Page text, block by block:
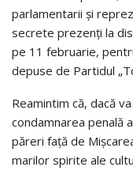
parlamentarii şi
secrete prezenţi la
pe 11 februarie,
depuse de Partidul
Reamintim că, dacă
condamnarea penală
păreri faţă de
marilor spirite ale